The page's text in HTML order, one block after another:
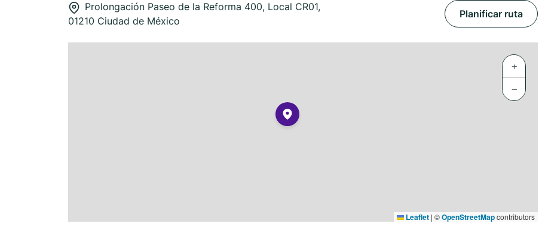
Prolongación Paseo de la Reforma 400, Local CR01,
01210 Ciudad de México
Planificar ruta
+
−
Leaflet | ©OpenStreetMapcontributors